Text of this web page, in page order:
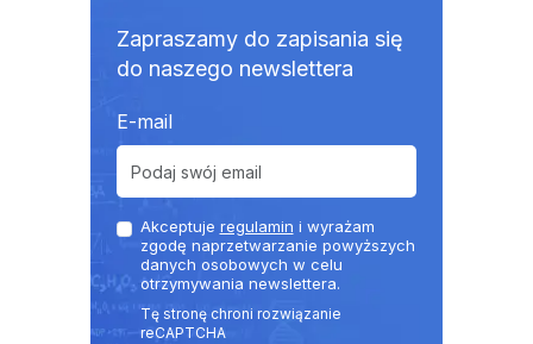
Zapraszamy do zapisania się
do naszego newslettera
E-mail
Akceptuje regulamin i wyrażam
zgodę naprzetwarzanie powyższych
danych osobowych w celu
otrzymywania newslettera.